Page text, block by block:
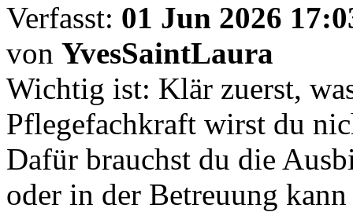
Verfasst: 01 Jun 2026
von YvesSaintLaura
Wichtig ist: Klär zuerst,
Pflegefachkraft wirst du
Dafür brauchst du die
oder in der Betreuung